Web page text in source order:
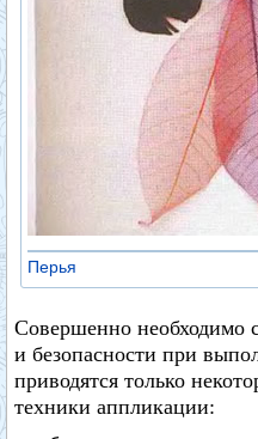
Перья
Совершенно необходимо
и безопасности при
приводятся только
техники аппликации: